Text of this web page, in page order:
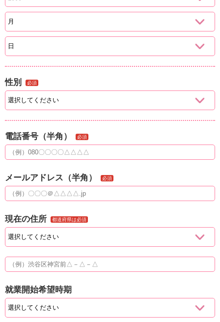
性別 必須
電話番号（半角） 必須
メールアドレス（半角） 必須
現在の住所 都道府県は必須
就業開始希望時期